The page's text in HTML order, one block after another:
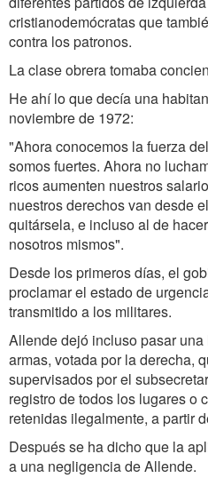
cristianodemócratas que
contra los patronos.
La clase obrera tomaba
He ahí lo que decía una
noviembre de 1972:
"Ahora conocemos la fuerza
somos fuertes. Ahora no
ricos aumenten nuestros
nuestros derechos van desde
quitársela, e incluso al de
nosotros mismos".
Desde los primeros días, el
proclamar el estado de
transmitido a los militares.
Allende dejó incluso pasar
armas, votada por la derecha,
supervisados por el
registro de todos los lugares o
retenidas ilegalmente, a partir
Después se ha dicho que la
a una negligencia de Allende.